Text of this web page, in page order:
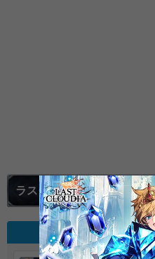
ラスクラの注目記事
おすすめ記事